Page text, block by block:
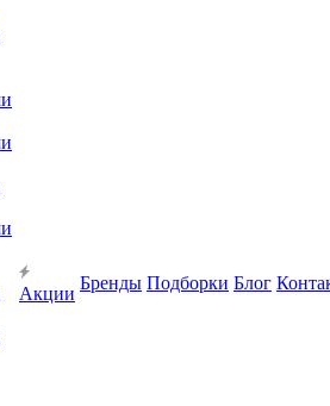
Акции
Бренды Подборки Блог